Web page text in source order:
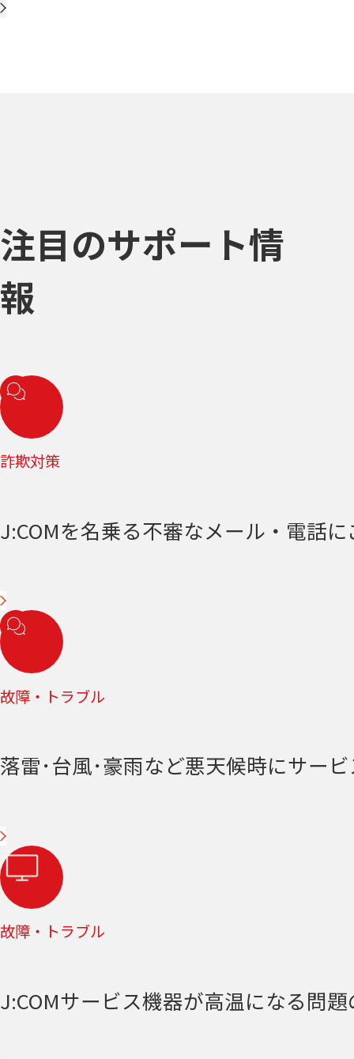
注目のサポート情
報
詐欺対策
J:COMを名乗る不審なメール・電話
故障・トラブル
落雷･台風･豪雨など悪天候時にサー
故障・トラブル
J:COMサービス機器が高温になる問